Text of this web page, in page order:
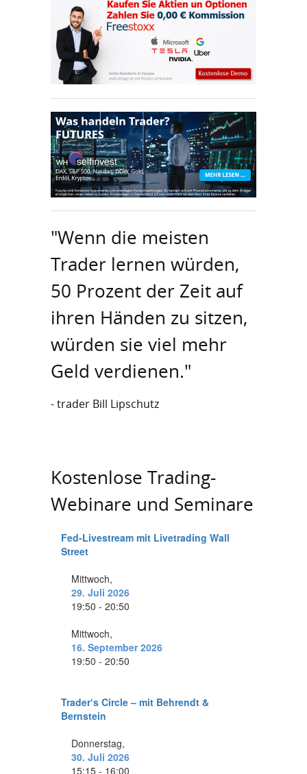
"Wenn die meisten
Trader lernen würden,
50 Prozent der Zeit auf
ihren Händen zu sitzen,
würden sie viel mehr
Geld verdienen."
- trader Bill Lipschutz
Kostenlose Trading-
Webinare und Seminare